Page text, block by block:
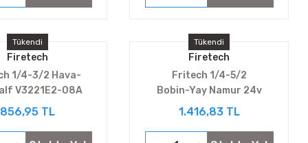
Tükendi
Firetech
1/4-3/2 Hava-
V3221E2-08A
856,95 TL
Tükendi
Firetech
Fritech 1/4-5/2
Bobin-Yay Namur 24v
DC V5231E2-08M
1.416,83 TL